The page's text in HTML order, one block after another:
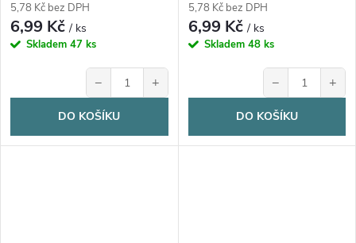
5,78 Kč bez DPH
6,99 Kč/ ks
Skladem 47 ks
− +
DO KOŠÍKU
5,78 Kč bez DPH
6,99 Kč/ ks
Skladem 48 ks
− +
DO KOŠÍKU